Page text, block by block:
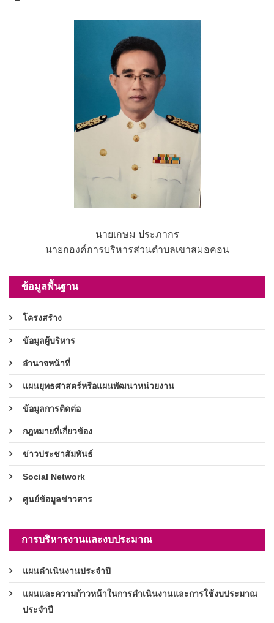
นายเกษม ประภากร
นายกองค์การบริหารส่วนตำบลเขาสมอคอน
ข้อมูลพื้นฐาน
โครงสร้าง
ข้อมูลผู้บริหาร
อำนาจหน้าที่
แผนยุทธศาสตร์หรือแผนพัฒนาหน่วยงาน
ข้อมูลการติดต่อ
กฎหมายที่เกี่ยวข้อง
ข่าวประชาสัมพันธ์
Social Network
ศูนย์ข้อมูลข่าวสาร
การบริหารงานและงบประมาณ
แผนดำเนินงานประจำปี
แผนและความก้าวหน้าในการดำเนินงานและการใช้งบประมาณ
ประจำปี